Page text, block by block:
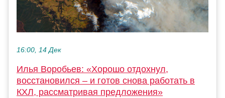
16:00, 14 Дек
Илья Воробьев: «Хорошо отдохнул,
восстановился – и готов снова работать в
КХЛ, рассматривая предложения»